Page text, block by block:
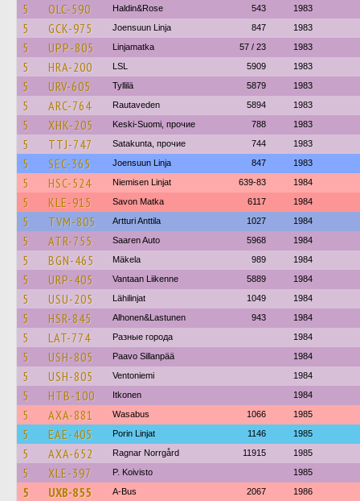
5 OLC-590 Haldin&Rose 543 1983
5 GCK-975 Joensuun Linja 847 1983
5 UPP-805 Linjamatka 57 / 23 1983
5 HRA-200 LSL 5909 1983
5 URV-605 Tyllilä 5879 1983
5 ARC-764 Rautaveden 5894 1983
5 XHK-205 Keski-Suomi, прочие 788 1983
5 TTJ-747 Satakunta, прочие 744 1983
5 SEC-365 Joensuun Linja 847 1983
5 HSC-524 Niemisen Linjat 639-83 1984
5 KLE-915 Savon Matka 6117 1984
5 TVM-805 Artturi Anttila 1027 1984
5 ATR-755 Saaren Auto 5968 1984
5 BGN-465 Mäkela 989 1984
5 URP-405 Vantaan Liikenne 5889 1984
5 USU-205 Lähilinjat 1049 1984
5 HSR-845 Alhonen&Lastunen 943 1984
5 LAT-774 Разные города 1984
5 USH-805 Paavo Sillanpää 1984
5 USH-805 Ventoniemi 1984
5 HTB-100 Itkonen 1984
5 AXA-881 Wasabus 1066 1985
5 EAE-405 Porin Linjat 1146 1985
5 AXA-652 Ragnar Norrgård 11915 1985
5 XLE-397 P. Koivisto 1985
5 UXB-855 A-Bus 2067 1986